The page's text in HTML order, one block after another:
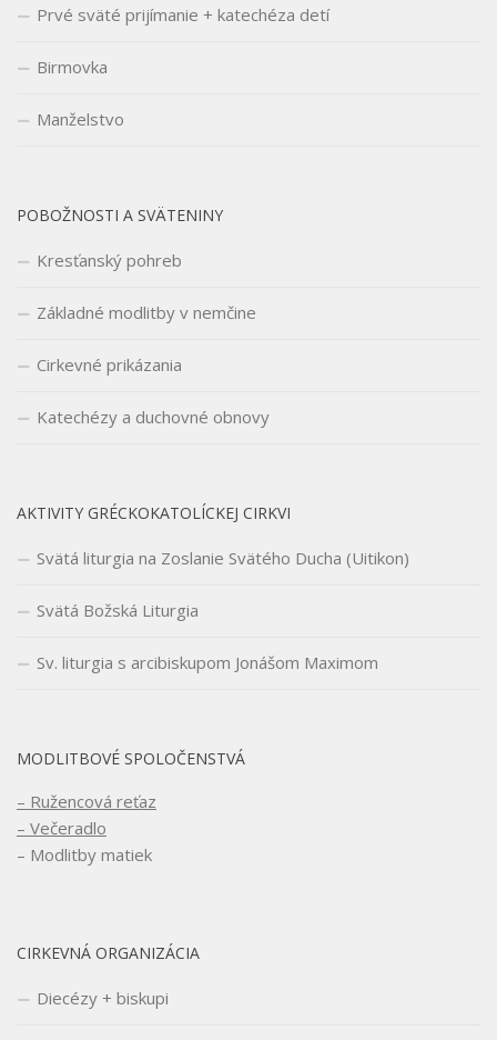
Prvé sväté prijímanie + katechéza detí
Birmovka
Manželstvo
POBOŽNOSTI A SVÄTENINY
Kresťanský pohreb
Základné modlitby v nemčine
Cirkevné prikázania
Katechézy a duchovné obnovy
AKTIVITY GRÉCKOKATOLÍCKEJ CIRKVI
Svätá liturgia na Zoslanie Svätého Ducha (Uitikon)
Svätá Božská Liturgia
Sv. liturgia s arcibiskupom Jonášom Maximom
MODLITBOVÉ SPOLOČENSTVÁ
– Ružencová reťaz
– Večeradlo
– Modlitby matiek
CIRKEVNÁ ORGANIZÁCIA
Diecézy + biskupi